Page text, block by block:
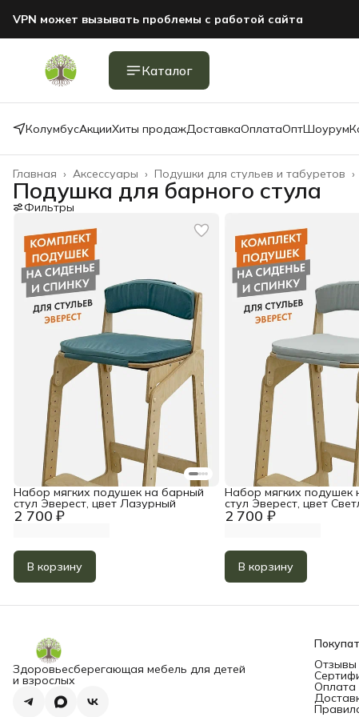
VPN может вызывать проблемы с работой сайта
Каталог
КолумбусАкцииХиты продажДоставкаОплатаОптШоурум
Подушки для стульев и табуретов ›
Аксессуары ›
Главная ›
Подушка для барного стула
Фильтры
2 700 ₽
Набор мягких подушек на барный
стул Эверест, цвет Лазурный
В корзину
2 700 ₽
Набор мягких подушек
стул Эверест, цвет
В корзину
Здоровьесберегающая мебель для детей
и взрослых
Отзывы
Оплата